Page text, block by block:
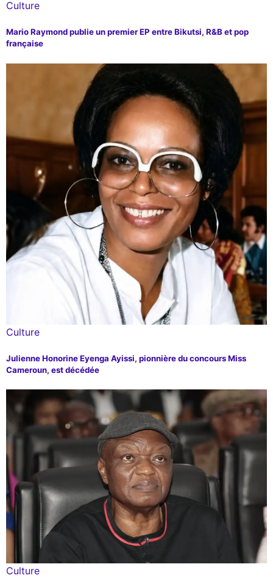
Culture
Mario Raymond publie un premier EP entre Bikutsi, R&B et pop
française
Culture
Julienne Honorine Eyenga Ayissi, pionnière du concours Miss
Cameroun, est décédée
Culture